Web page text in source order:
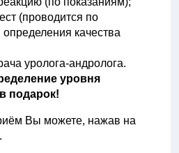
(проводится по
качества
уролога-андролога.
уровня
подарок!
Вы можете, нажав на
.